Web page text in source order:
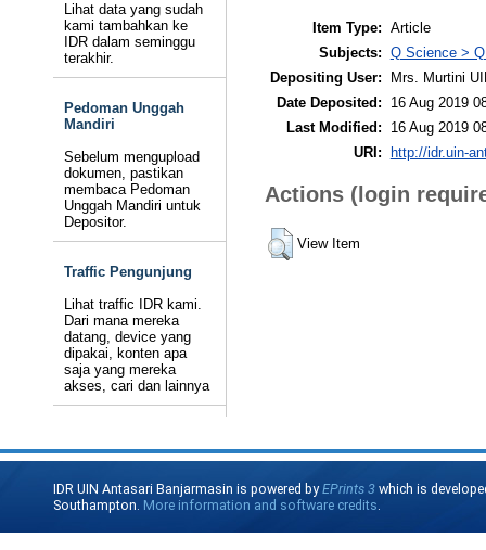
Lihat data yang sudah
kami tambahkan ke
IDR dalam seminggu
terakhir.
Pedoman Unggah
Mandiri
Sebelum mengupload
dokumen, pastikan
membaca Pedoman
Unggah Mandiri untuk
Depositor.
Traffic Pengunjung
Lihat traffic IDR kami.
Dari mana mereka
datang, device yang
dipakai, konten apa
saja yang mereka
akses, cari dan lainnya
Item Type: Article
Subjects: Q Science >
Depositing User:
Mrs. Murtini
Date Deposited:
16 Aug 2019
Last Modified:
16 Aug 2019
URI:
http://idr.uin-
Actions (login
View Item
IDR UIN Antasari Banjarmasin is powered byEPrints 3 which is
Southampton. More information and software credits.